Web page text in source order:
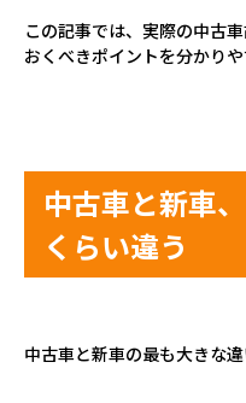
この記事では、実際の中古
おくべきポイントを分かりや
中古車と新車
くらい違う
中古車と新車の最も大きな